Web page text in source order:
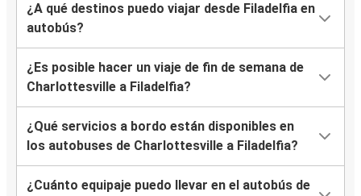
¿A qué destinos puedo viajar desde Filadelfia en
autobús?
¿Es posible hacer un viaje de fin de semana de
Charlottesville a Filadelfia?
¿Qué servicios a bordo están disponibles en
los autobuses de Charlottesville a Filadelfia?
¿Cuánto equipaje puedo llevar en el autobús de